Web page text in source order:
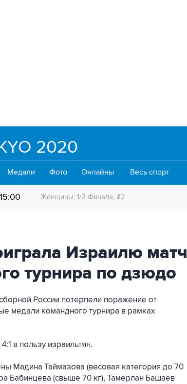
2020
Медали Фото Онлайны Весь спорт
15:00 Женщины, 1/2 Финала, #2
Израилю матч
турнира по дзюдо
России потерпели поражение от
медали командного турнира в рамках
в пользу израильтян.
Мадина Таймазова (весовая категория до 70
Бабинцева (свыше 70 кг), Тамерлан Башаев